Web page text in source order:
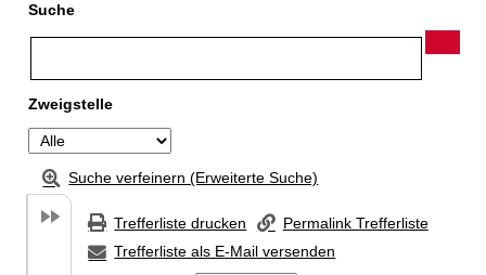
Suche
Zweigstelle
Suche verfeinern (Erweiterte Suche)
Trefferliste drucken
Permalink Trefferliste
Trefferliste als E-Mail versenden